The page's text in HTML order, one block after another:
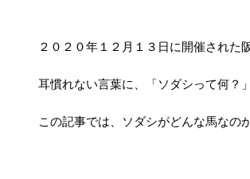
２０２０年１２月１３日に開催され
耳慣れない言葉に、「ソダシって何？
この記事では、ソダシがどんな馬なの